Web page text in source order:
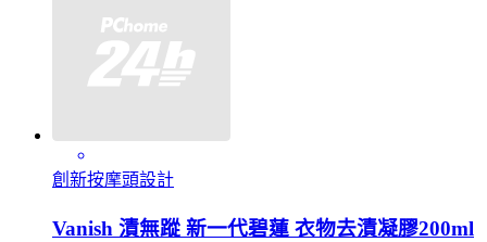
創新按摩頭設計
Vanish 漬無蹤 新一代碧蓮 衣物去漬凝膠200ml